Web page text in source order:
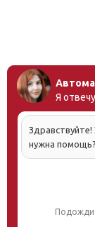
Я
Здравствуйте!
нужна помощь?
Напишите,